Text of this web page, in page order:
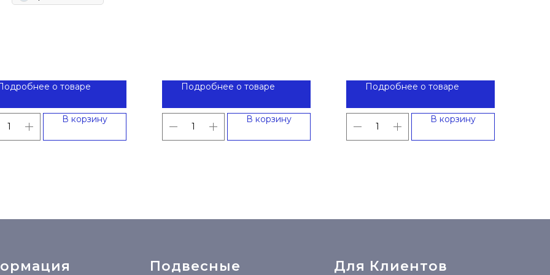
о товаре
В корзину
Подробнее о товаре
В корзину
Подробнее о товаре
В корзину
Подвесные Для Клиентов